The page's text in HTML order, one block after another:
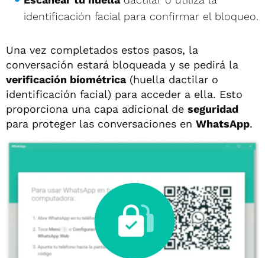
identificación facial para confirmar el bloqueo.
Una vez completados estos pasos, la
conversación estará bloqueada y se pedirá la
verificación bíométrica(huella dactilar o
identificación facial) para acceder a ella. Esto
proporciona una capa adicional de seguridad
para proteger las conversaciones en WhatsApp.